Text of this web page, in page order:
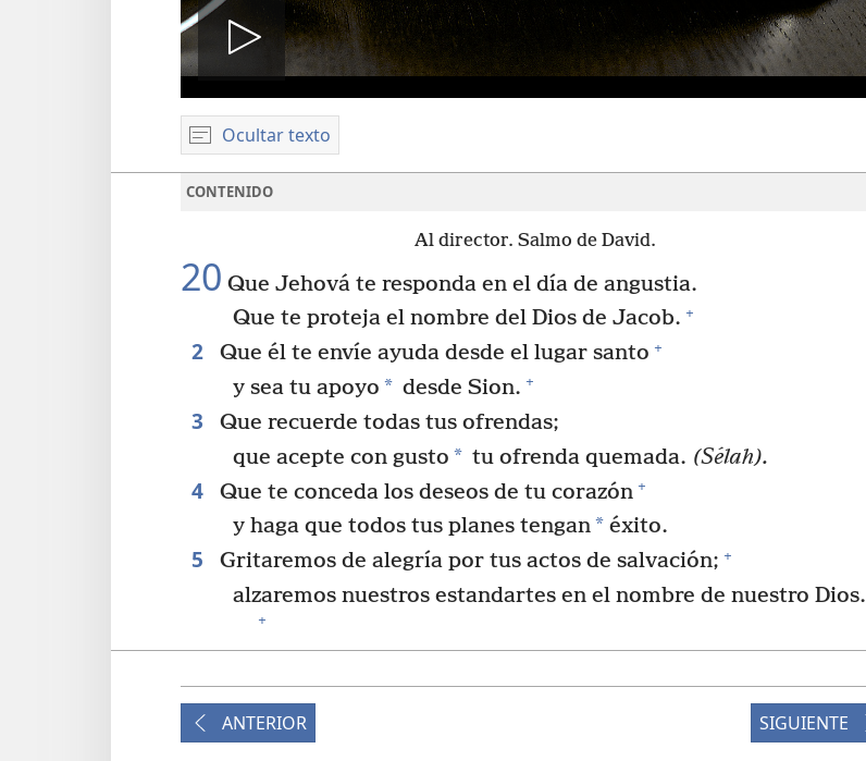
Reproducir
video
Ocultar texto
CONTENIDO
Al director. Salmo de David.
20 Que Jehová te responda en el día de angustia.
Que te proteja el nombre del Dios de Jacob. +
2 Que él te envíe ayuda desde el lugar santo +
y sea tu apoyo * desde Sion. +
3
Que recuerde todas tus ofrendas;
que acepte con gusto * tu ofrenda quemada. (Sélah).
4 Que te conceda los deseos de tu corazón +
y haga que todos tus planes tengan* éxito.
5 Gritaremos de alegría por tus actos de salvación; +
alzaremos nuestros estandartes en el nombre de nuestro Dios.
+
6 +
Le responde desde sus santos cielos
ANTERIOR SIGUIENTE